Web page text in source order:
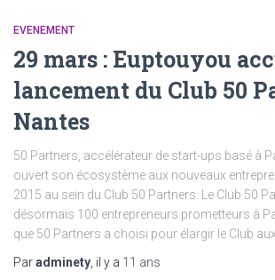
EVENEMENT
29 mars : Euptouyou
lancement du Club 50
Nantes
50 Partners, accélérateur de start-ups basé à
ouvert son écosystème aux nouveaux
2015 au sein du Club 50 Partners. Le Club 50
désormais 100 entrepreneurs prometteurs à
que 50 Partners a choisi pour élargir le Club aux
Paradminety , il y a 11 ans